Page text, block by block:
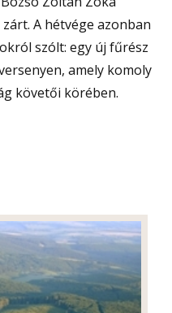
A hétvége azonban
szólt: egy új fűrész
amely komoly
követői körében.